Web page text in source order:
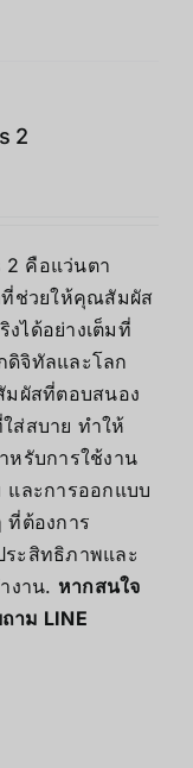
2
2 คือแว่นตา
ที่ช่วยให้คุณสัมผัส
ได้อย่างเต็มที่
ดิจิทัลและโลก
มผัสที่ตอบสนอง
ส่สบาย ทำให้
หรับการใช้งาน
และการออกแบบ
ที่ต้องการ
ระสิทธิภาพและ
งาน. หากสนใจ
าม LINE